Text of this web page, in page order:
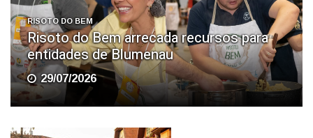
RISOTO DO BEM
Risoto do Bem arrecada recursos para
entidades de Blumenau
29/07/2026